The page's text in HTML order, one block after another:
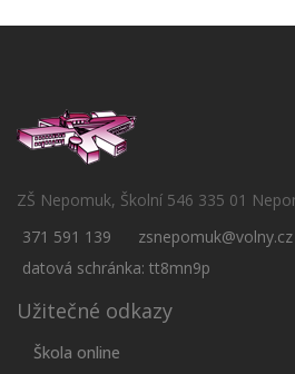
ZŠ Nepomuk, Školní 546 335 01
371 591 139
zsnepomuk@volny.cz
datová schránka: tt8mn9p
Užitečné odkazy
Škola online